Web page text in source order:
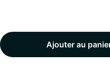
Ajouter au